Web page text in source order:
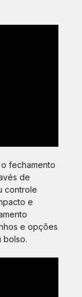
fechamento
de
controle
e
e opções
bolso.